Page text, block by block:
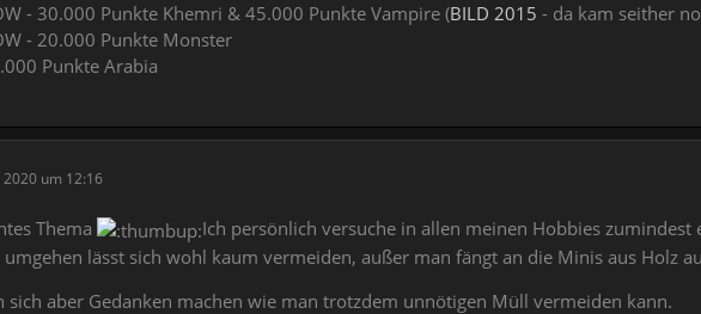
- 30.000 Punkte Khemri & 45.000 Punkte Vampire (BILD 2015 - da kam seither
- 20.000 Punkte Monster
Punkte Arabia
um 12:16
Thema
Ich persönlich versuche in allen meinen Hobbies
umgehen lässt sich wohl kaum vermeiden, außer man fängt an die Minis aus Holz
sich aber Gedanken machen wie man trotzdem unnötigen Müll vermeiden kann.